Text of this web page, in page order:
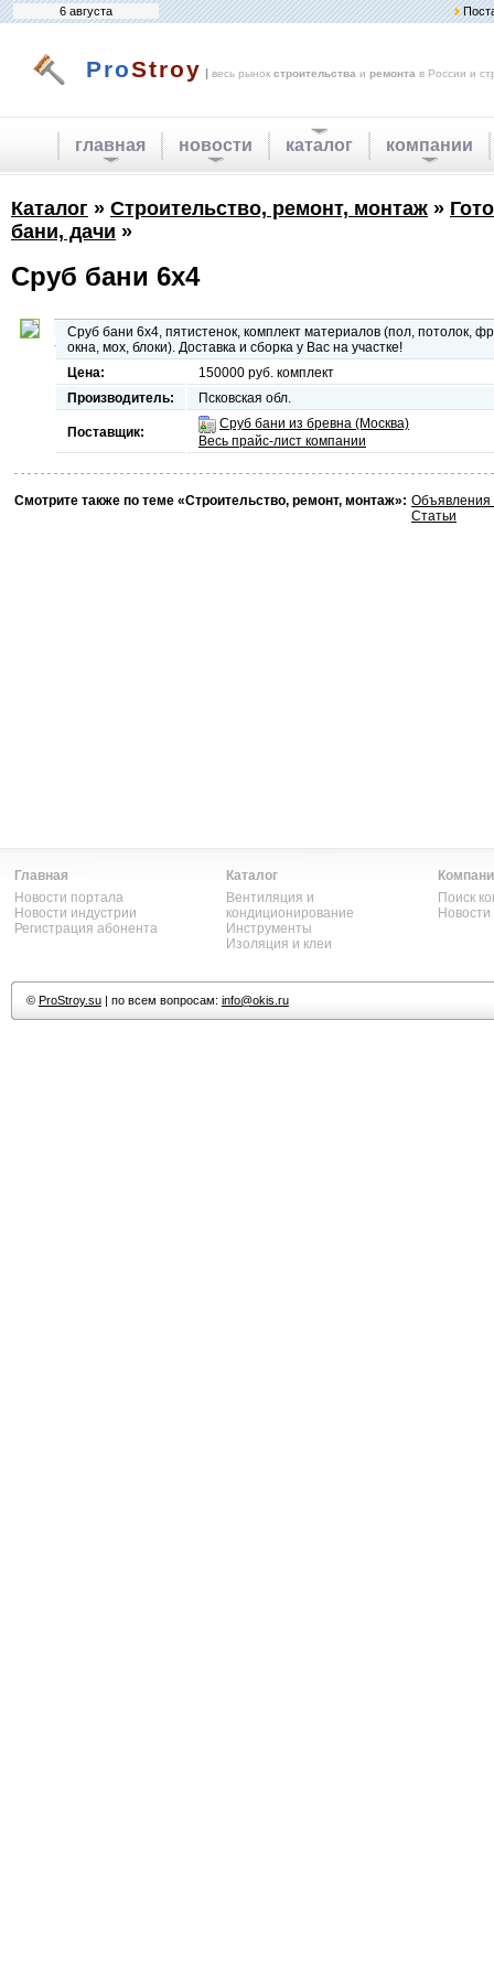
6 августа
ProStroy | весь рынок строительства и ремонта в России и
главная новости каталог компании
Каталог » Строительство, ремонт, монтаж »
бани, дачи »
Сруб бани 6х4
Сруб бани 6х4, пятистенок, комплект материалов (пол, потолок,
окна, мох, блоки). Доставка и сборка у Вас на участке!
Цена:
150000 руб. комплект
Производитель:
Псковская обл.
Поставщик:
Сруб бани из бревна (Москва)
Весь прайс-лист компании
Смотрите также по теме «Строительство, ремонт, монтаж»: Объявления
Статьи
Главная
Новости портала
Новости индустрии
Регистрация абонента
Каталог
Вентиляция и
кондиционирование
Инструменты
Изоляция и клеи
Поиск
© ProStroy.su| по всем вопросам: info@okis.ru